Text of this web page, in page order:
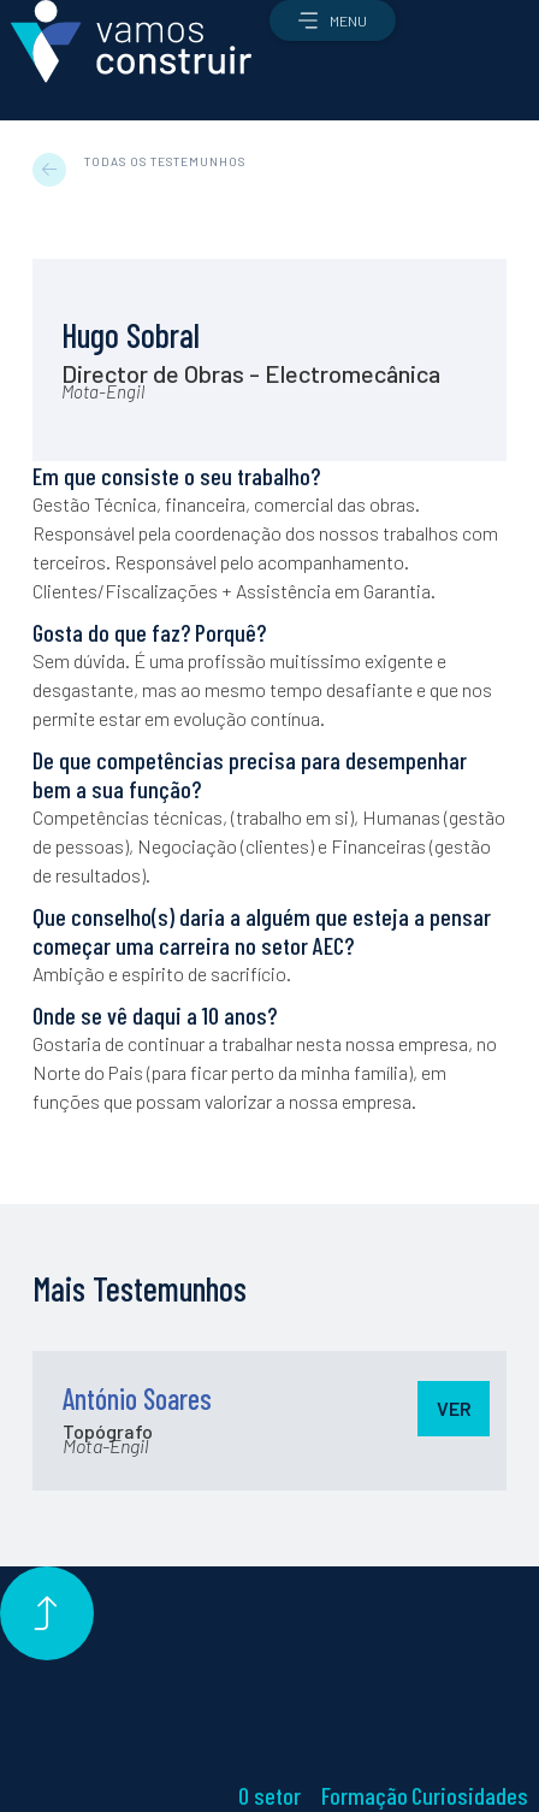
MENU
Qual é a profissão certa para mim?
Como candidatar-me
Ofertas de emprego
Como é que a construção funciona?
Enquadramento económico e estratégico
O local de construção
Transição digital e tecnológica
Sustentabilidade
Notícias e artigos
Eventos
Formação
Cursos
Estágios
Quiz de personalidade
Sabias que…
TODAS OS TESTEMUNHOS
Hugo Sobral
Director de Obras - Electromecânica
Mota-Engil
Em que consiste o seu trabalho?
Gestão Técnica, financeira, comercial das obras.
Responsável pela coordenação dos nossos trabalhos com
terceiros. Responsável pelo acompanhamento.
Clientes/Fiscalizações + Assistência em Garantia.
Gosta do que faz? Porquê?
Sem dúvida. É uma profissão muitíssimo exigente e
desgastante, mas ao mesmo tempo desafiante e que nos
permite estar em evolução contínua.
De que competências precisa para desempenhar
bem a sua função?
Competências técnicas, (trabalho em si), Humanas (gestão
de pessoas), Negociação (clientes) e Financeiras (gestão
de resultados).
Que conselho(s) daria a alguém que esteja a pensar
começar uma carreira no setor AEC?
Ambição e espirito de sacrifício.
Onde se vê daqui a 10 anos?
Gostaria de continuar a trabalhar nesta nossa empresa, no
Norte do Pais (para ficar perto da minha família), em
funções que possam valorizar a nossa empresa.
Mais Testemunhos
António Soares
Topógrafo
Mota-Engil
VER
O setor Formação Curiosidades